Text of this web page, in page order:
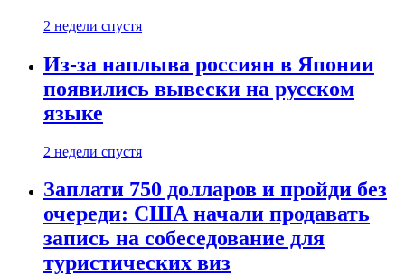
2 недели спустя
Из-за наплыва россиян в Японии
появились вывески на русском
языке
2 недели спустя
Заплати 750 долларов и пройди без
очереди: США начали продавать
запись на собеседование для
туристических виз